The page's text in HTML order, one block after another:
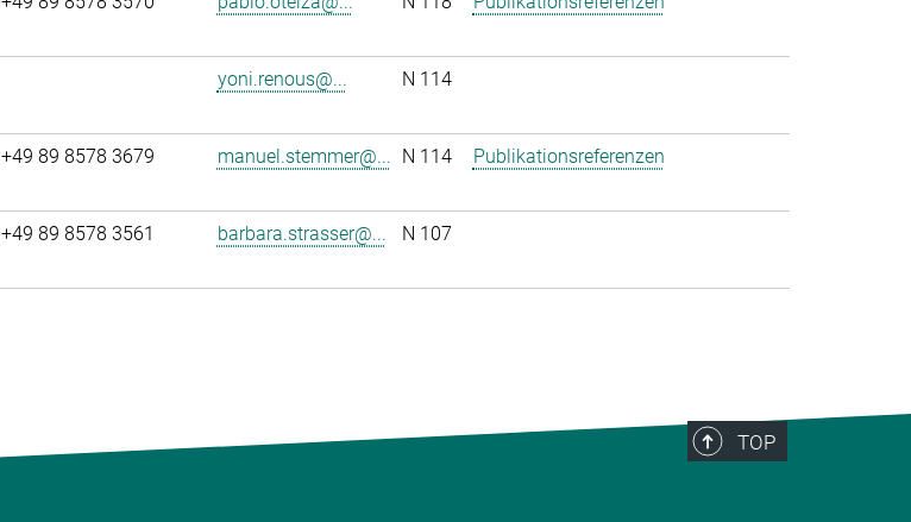
yoni.renous@... N 114
+49 89 8578 3679 manuel.stemmer@... N 114 Publikationsreferenzen
+49 89 8578 3561 barbara.strasser@... N 107
TOP